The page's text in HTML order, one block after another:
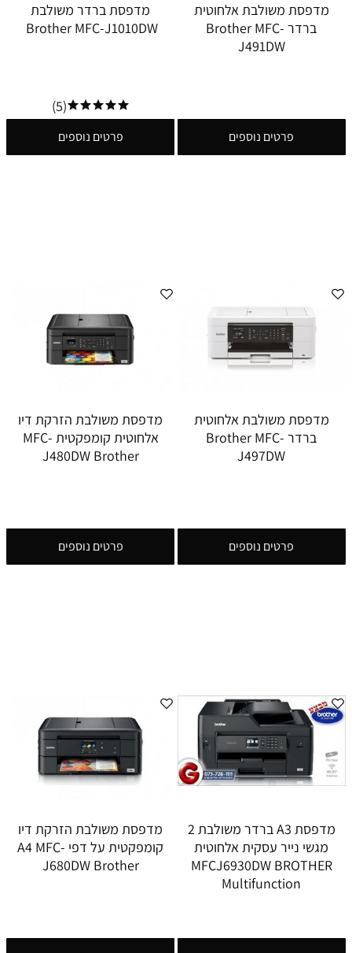
מדפסת משולבת אלחוטית
ברדר Brother MFC-
J491DW
פרטים נוספים
מדפסת ברדר משולבת
Brother MFC-J1010DW
(5)
פרטים נוספים
מדפסת משולבת אלחוטית
ברדר Brother MFC-
J497DW
פרטים נוספים
מדפסת משולבת הזרקת דיו
אלחוטית קומפקטית MFC-
J480DW Brother
פרטים נוספים
מדפסת A3 ברדר משולבת 2
מגשי נייר עסקית אלחוטית
MFCJ6930DW BROTHER
Multifunction
מדפסת משולבת הזרקת דיו
קומפקטית על דפי A4 MFC-
J680DW Brother